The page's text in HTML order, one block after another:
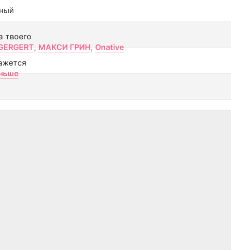
твоего
, МАКСИ ГРИН, Onative